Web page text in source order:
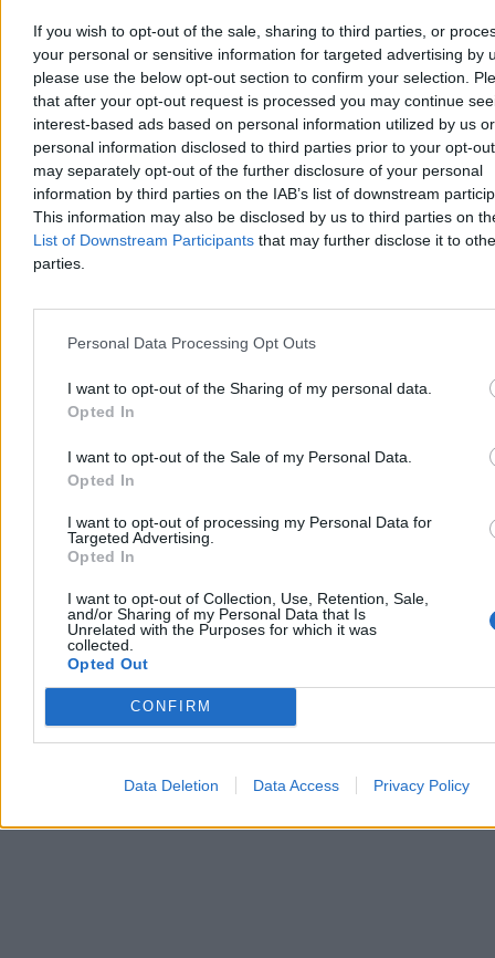
If you wish to opt-out of the sale, sharing to third parties, or
your personal or sensitive information for targeted advertising by
please use the below opt-out section to confirm your selection.
that after your opt-out request is processed you may continue
interest-based ads based on personal information utilized by us or
personal information disclosed to third parties prior to your opt-
may separately opt-out of the further disclosure of your personal
information by third parties on the IAB’s list of downstream
This information may also be disclosed by us to third parties on
List of Downstream Participants that may further disclose it to
parties.
Personal Data Processing Opt Outs
I want to opt-out of the Sharing of my personal data.
Opted In
I want to opt-out of the Sale of my Personal Data.
Opted In
I want to opt-out of processing my Personal Data for
Targeted Advertising.
Opted In
I want to opt-out of Collection, Use, Retention, Sale,
and/or Sharing of my Personal Data that Is
Unrelated with the Purposes for which it was
collected.
Opted Out
CONFIRM
Data Deletion Data Access Privacy Policy
Krzysztof Jabłonowski
Dzisiaj 09:33
3 min
rozmowy o pokoju w Ukrainie
Amerykanie są zaangażowani w rozmowy o zakończeniu wojny w
Ukrainie i poinformował, że doszło w nich do postępu. Nie ujawnił
szczegółów. Wyraził też przekonanie, że wojna z Iranem niedługo
się zakończy.
Krzysztof Jabłonowski